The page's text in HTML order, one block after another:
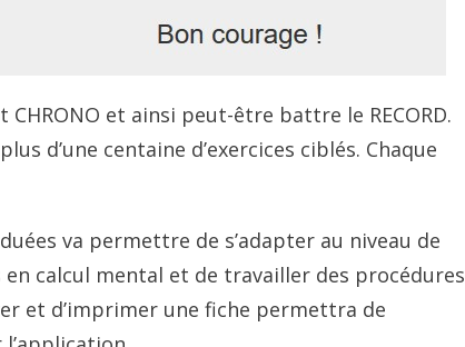
et ainsi peut-être battre le RECORD.
d’une centaine d’exercices ciblés. Chaque
va permettre de s’adapter au niveau de
calcul mental et de travailler des procédures
et d’imprimer une fiche permettra de